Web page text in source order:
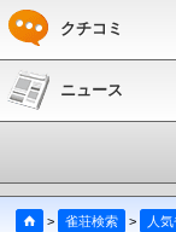
クチコミ
ニュース
> 雀荘検索 > 人